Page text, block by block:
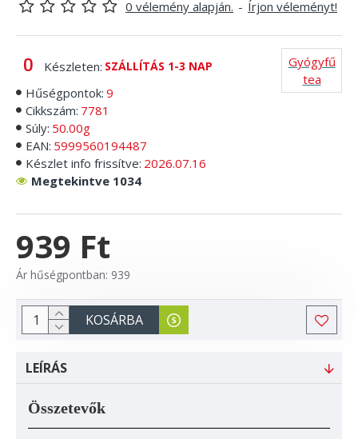
0 vélemény alapján. - Írjon véleményt!
939 Ft
Ár hűségpontban: 939
Készleten: SZÁLLÍTÁS 1-3 NAP
Hűségpontok: 9
Cikkszám: 7781
Súly: 50.00g
EAN: 5999560194487
Készlet info frissítve: 2026.07.16
Gyógyfű
tea
Megtekintve 1034
KOSÁRBA
LEÍRÁS
Összetevők